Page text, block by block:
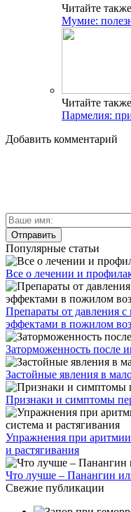
Читайте
Мумие:
Читайте
Пармелия:
Добавить комментарий
Популярные статьи
Все о лечении и
Препараты от давления
эффектами в пожилом
Заторможенность после
Застойные явления в
Признаки и симптомы
Упражнения при аритмии
и растягивания
Что лучше – Панангин
Свежие публикации